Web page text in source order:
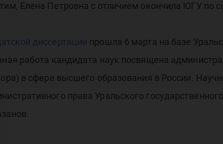
Елена Петровна с отличием окончила ЮГУ по
диссертации прошла 6 марта на базе
работа кандидата наук посвящена
в сфере высшего образования в России.
права Уральского